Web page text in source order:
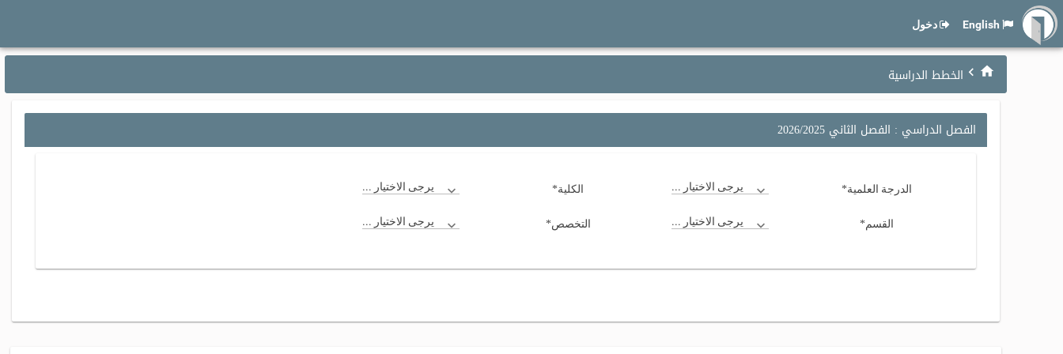
دخول
الخطط الدراسية
الفصل الدراسي : الفصل الثاني 2026/2025
الدرجة العلمية* يرجى الاختيار ... الكلية* يرجى الاختيار ...
القسم* يرجى الاختيار ... التخصص* يرجى الاختيار ...